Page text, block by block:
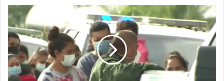
л
у
ч
а
и
в
о
Н
о
я
б
р
ь
с